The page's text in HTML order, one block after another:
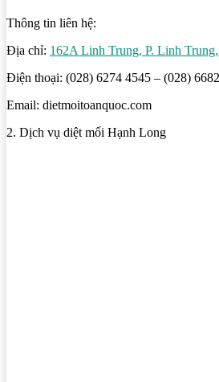
Thông tin liên hệ:
Địa chỉ: 162A Linh Trung, P. Linh
Điện thoại: (028) 6274 4545 – (028)
Email: dietmoitoanquoc.com
2. Dịch vụ diệt mối Hạnh Long